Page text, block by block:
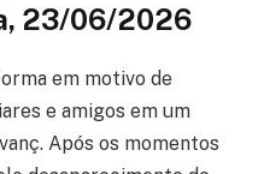
23/06/2026
em motivo de
e amigos em um
Após os momentos